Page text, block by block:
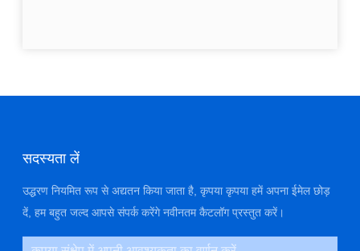
सदस्यता लें
उद्धरण नियमित रूप से अद्यतन किया जाता है, कृपया कृपया हमें अपना ईमेल छोड़
दें, हम बहुत जल्द आपसे संपर्क करेंगे नवीनतम कैटलॉग प्रस्तुत करें।